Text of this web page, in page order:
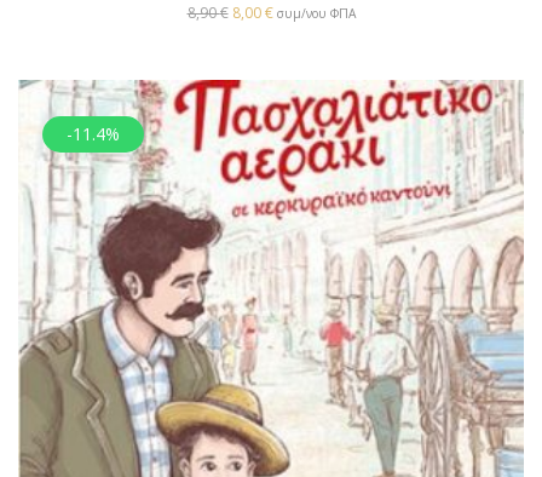
8,90€ 8,00€ συμ/νου ΦΠΑ
-11.4%